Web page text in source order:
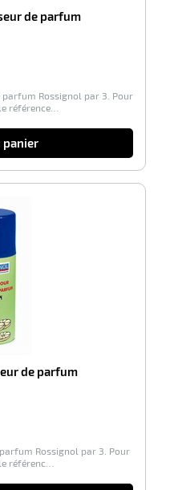
de parfum
parfum Rossignol par 3. Pour
référence…
panier
de parfum
Rossignol par 3. Pour
référenc…